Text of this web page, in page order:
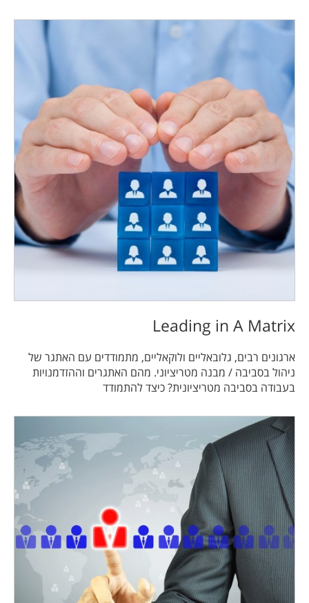
Leading in A Matrix
ארגונים רבים, גלובאליים ולוקאליים, מתמודדים עם האתגר של
ניהול בסביבה / מבנה מטריציוני. מהם האתגרים וההזדמנויות
בעבודה בסביבה מטריציונית? כיצד להתמודד